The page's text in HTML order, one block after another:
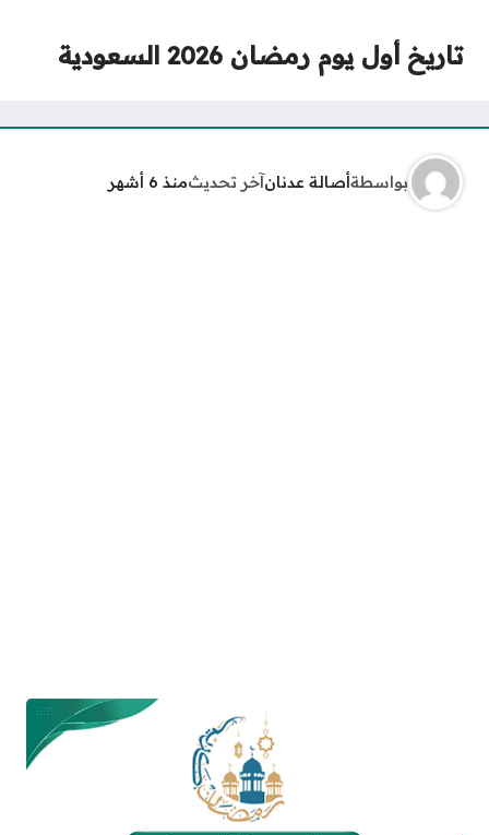
تاريخ أول يوم رمضان 2026 السعودية
بواسطةأصالة عدنانآخر تحديثمنذ 6 أشهر